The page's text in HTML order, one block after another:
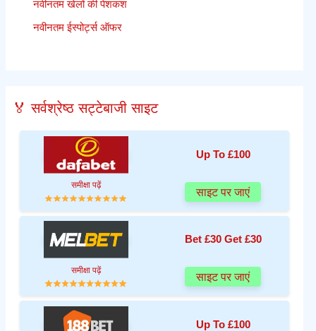
नवीनतम खेलों की पेशकश
नवीनतम ईस्पोर्ट्स ऑफर
🏅 सर्वश्रेष्ठ सट्टेबाजी साइट
Up To £100
समीक्षा पढ़ें
साइट पर जाएं
Bet £30 Get £30
समीक्षा पढ़ें
साइट पर जाएं
Up To £100